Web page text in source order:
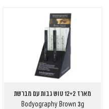
מארז 12+2 טוש גבות עם מברשת
Bodyography Brown 3g